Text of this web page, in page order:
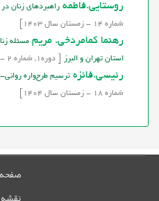
روستایی.فاطمهراهبردهای زنان در
شماره 14
-زمستان سال
رهنما کمامردخی. مریممسئله
استان تهران و البرز دوره 1, شماره 2
-
رئیسی.فائزهترسیم طرح‌واره روانی-
شماره 18
-زمستان سال